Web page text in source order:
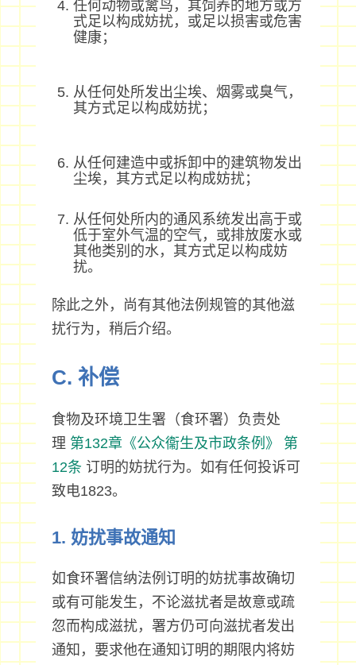
任何动物或禽鸟，其饲养的地方或方
式足以构成妨扰，或足以损害或危害
健康；
从任何处所发出尘埃、烟雾或臭气，
其方式足以构成妨扰；
从任何建造中或拆卸中的建筑物发出
尘埃，其方式足以构成妨扰；
从任何处所内的通风系统发出高于或
低于室外气温的空气，或排放废水或
其他类别的水，其方式足以构成妨
扰。
除此之外，尚有其他法例规管的其他滋
扰行为，稍后介绍。
C. 补偿
食物及环境卫生署（食环署）负责处
理 第132章《公众衞生及市政条例》
第
12条订明的妨扰行为。如有任何投诉可
致电1823。
1. 妨扰事故通知
如食环署信纳法例订明的妨扰事故确切
或有可能发生，不论滋扰者是故意或疏
忽而构成滋扰，署方仍可向滋扰者发出
通知，要求他在通知订明的期限内将妨